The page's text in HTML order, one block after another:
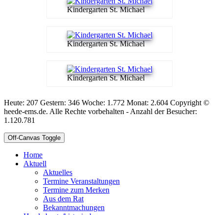
Kindergarten St. Michael
Kindergarten St. Michael
Kindergarten St. Michael
Heute: 207 Gestern: 346 Woche: 1.772 Monat: 2.604 Copyright ©
heede-ems.de. Alle Rechte vorbehalten - Anzahl der Besucher:
1.120.781
Off-Canvas Toggle
Home
Aktuell
Aktuelles
Termine Veranstaltungen
Termine zum Merken
Aus dem Rat
Bekanntmachungen